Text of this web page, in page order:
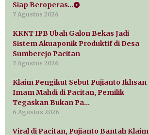
Siap Beroperas…
7 Agustus 2026
KKNT IPB Ubah Galon Bekas Jadi
Sistem Akuaponik Produktif di Desa
Sumberejo Pacitan
7 Agustus 2026
Klaim Pengikut Sebut Pujianto Ikhsan
Imam Mahdi di Pacitan, Pemilik
Tegaskan Bukan Pa…
6 Agustus 2026
Viral di Pacitan, Pujianto Bantah Klaim